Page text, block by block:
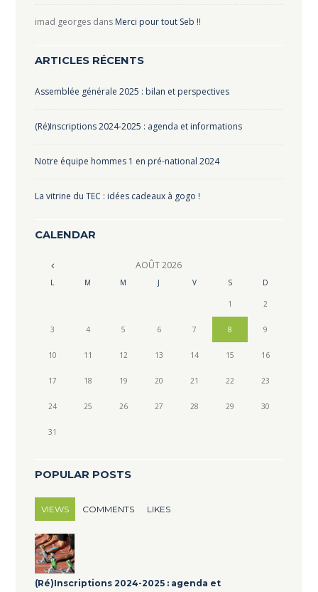
imad georgesdans Merci pour tout Seb !!
ARTICLES RÉCENTS
Assemblée générale 2025 : bilan et perspectives
(Ré)Inscriptions 2024-2025 : agenda et informations
Notre équipe hommes 1 en pré-national 2024
La vitrine du TEC : idées cadeaux à gogo !
CALENDAR
AOÛT2026
L M M J V S D
1 2
3 4 5 6 7 8 9
10 11 12 13 14 15 16
17 18 19 20 21 22 23
24 25 26 27 28 29 30
31
POPULAR POSTS
VIEWS COMMENTS LIKES
(Ré)Inscriptions 2024-2025 : agenda et